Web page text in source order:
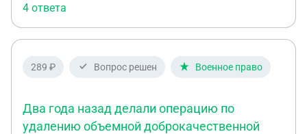
психологическом расстройстве для того, чтобы
приложить их к делу в военкомате, или мне будет
достаточно предъявить справку от врача частной
дополнительные рекомендации для получения
4 ответа
289 ₽ Вопрос решен Военное право
Два года назад делали операцию по
удалению объемной доброкачественной